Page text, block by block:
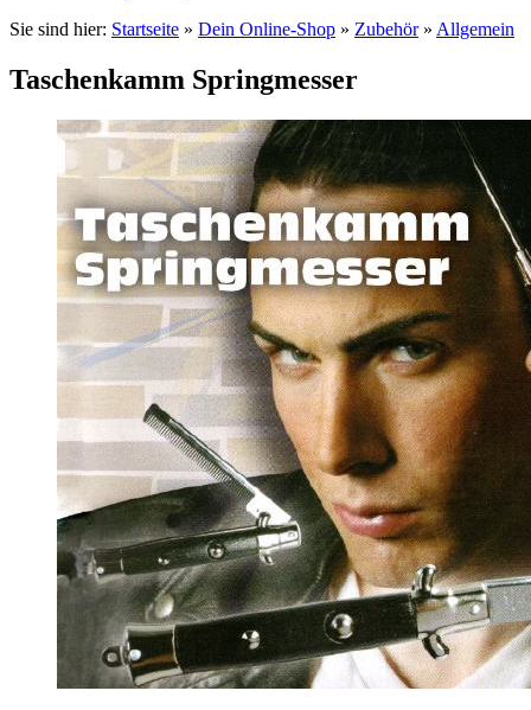
Sie sind hier: Startseite » Dein Online-Shop » Zubehör» Allgemein
Taschenkamm Springmesser